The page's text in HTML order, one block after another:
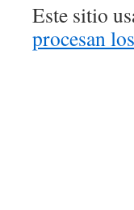
Este sitio
procesan